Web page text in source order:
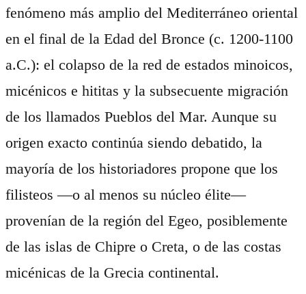
fenómeno más amplio del Mediterráneo oriental
en el final de la Edad del Bronce (c. 1200-1100
a.C.): el colapso de la red de estados minoicos,
micénicos e hititas y la subsecuente migración
de los llamados Pueblos del Mar. Aunque su
origen exacto continúa siendo debatido, la
mayoría de los historiadores propone que los
filisteos —o al menos su núcleo élite—
provenían de la región del Egeo, posiblemente
de las islas de Chipre o Creta, o de las costas
micénicas de la Grecia continental.